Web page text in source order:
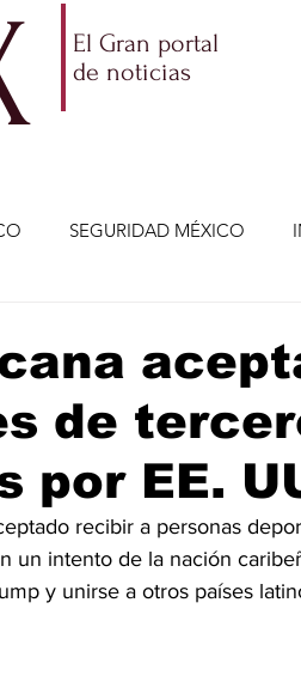
El Gran portal
de noticias
SEGURIDAD MÉXICO
ECONOMÍA
ENTRETENIMIENTO VIDA Y
ALFARO JALISCO-
de
por EE.
recibir a personas
un intento de la nación
y unirse a otros países